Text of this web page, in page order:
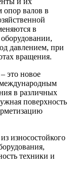
опор валов в
в
давлением, при
вращения.
это новое
международным
в различных
поверхность
износостойкого
техники и